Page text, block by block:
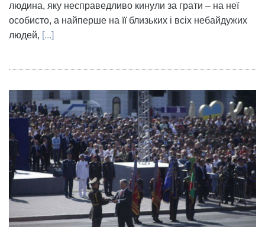
людина, яку несправедливо кинули за грати – на неї
особисто, а найперше на її близьких і всіх небайдужих
людей, [...]